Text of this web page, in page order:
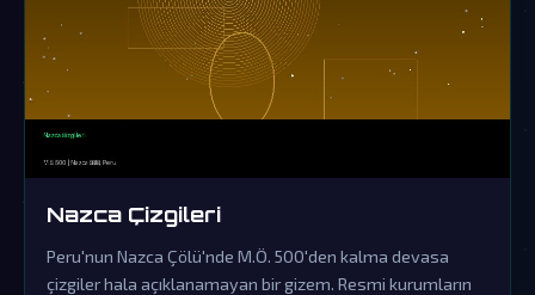
Nazca Çizgileri
Peru'nun Nazca Çölü'nde M.Ö. 500'den kalma devasa
çizgiler hala açıklanamayan bir gizem. Resmi kurumların